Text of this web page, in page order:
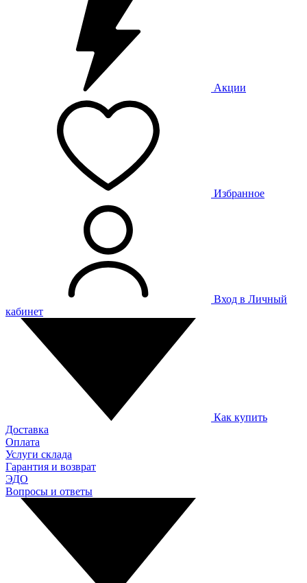
Акции
Избранное
Вход в Личный
кабинет
Как купить
Доставка
Оплата
Услуги склада
Гарантия и возврат
ЭДО
Вопросы и ответы